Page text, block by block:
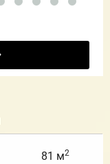
81 м2